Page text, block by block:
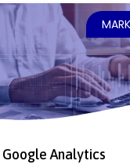
Analytics